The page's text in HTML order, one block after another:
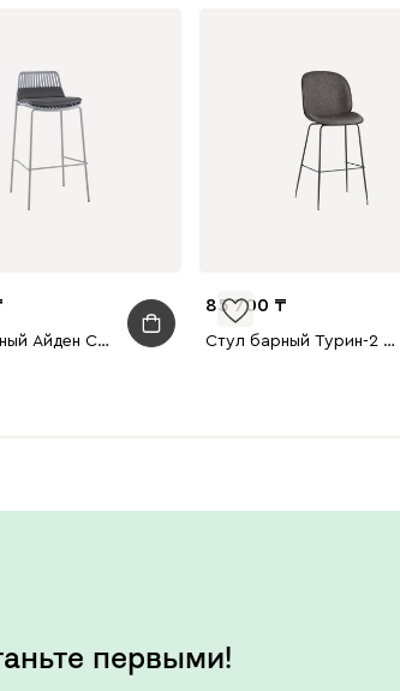
Стул барный Айден Серый
85 700
Стул барный Турин-2 Графитовый/Черный
первыми!